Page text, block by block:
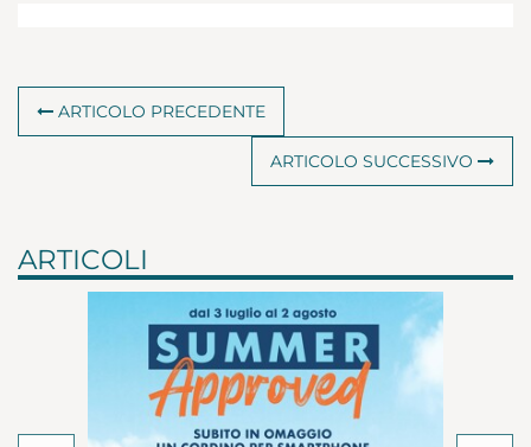
ARTICOLO PRECEDENTE
ARTICOLO SUCCESSIVO
ARTICOLI